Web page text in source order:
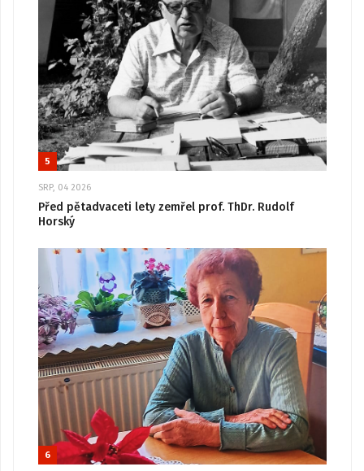
5
SRP, 04 2026
Před pětadvaceti lety zemřel prof. ThDr. Rudolf
Horský
6